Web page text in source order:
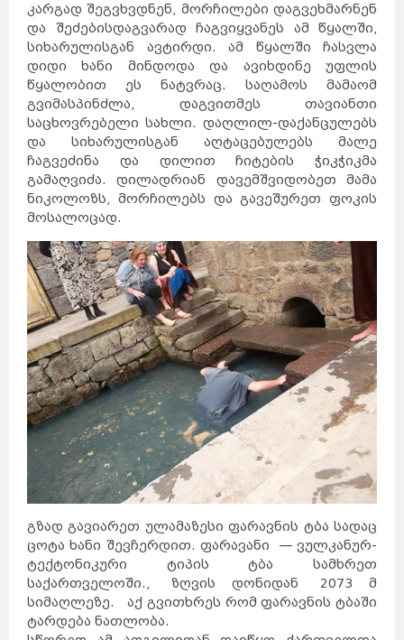
კარგად შეგვხვდნენ, მორჩილები დაგვეხმარნენ
და შეძებისდაგვარად ჩაგვიყვანეს ამ წყალში,
სიხარულისგან ავტირდი. ამ წყალში ჩასვლა
დიდი ხანი მინდოდა და ავიხდინე უფლის
წყალობით ეს ნატვრაც. საღამოს მამაომ
გვიმასპინძლა, დაგვითმეს თავიანთი
საცხოვრებელი სახლი. დაღლილ-დაქანცულებს
და სიხარულისგან აღტაცებულებს მალე
ჩაგვეძინა და დილით ჩიტების ჭიკჭიკმა
გამაღვიძა. დილადრიან დავემშვიდობეთ მამა
ნიკოლოზს, მორჩილებს და გავეშურეთ ფოკის
მოსალოცად.
გზად გავიარეთ ულამაზესი ფარავნის ტბა სადაც
ცოტა ხანი შევჩერდით. ფარავანი — ვულკანურ-
ტექტონიკური ტიპის ტბა სამხრეთ
საქართველოში., ზღვის დონიდან 2073 მ
სიმაღლეზე. აქ გვითხრეს რომ ფარავნის ტბაში
ტარდება ნათლობა.